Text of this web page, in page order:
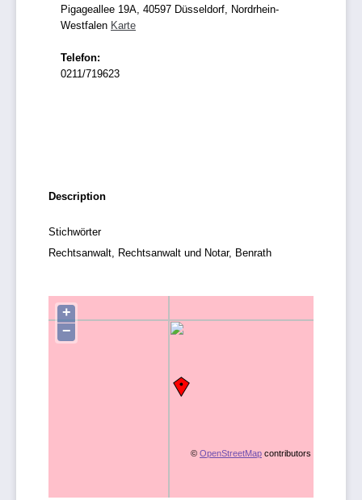
Pigageallee 19A, 40597 Düsseldorf, Nordrhein-
Westfalen Karte
Telefon:
0211/719623
Description
Stichwörter
Rechtsanwalt, Rechtsanwalt und Notar, Benrath
+
−
© OpenStreetMap contributors